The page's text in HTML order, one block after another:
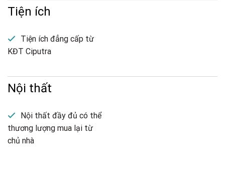
Tiện ích
Tiện ích đẳng cấp từ
KĐT Ciputra
Nội thất
Nội thất đầy đủ có thể
thương lượng mua lại từ
chủ nhà